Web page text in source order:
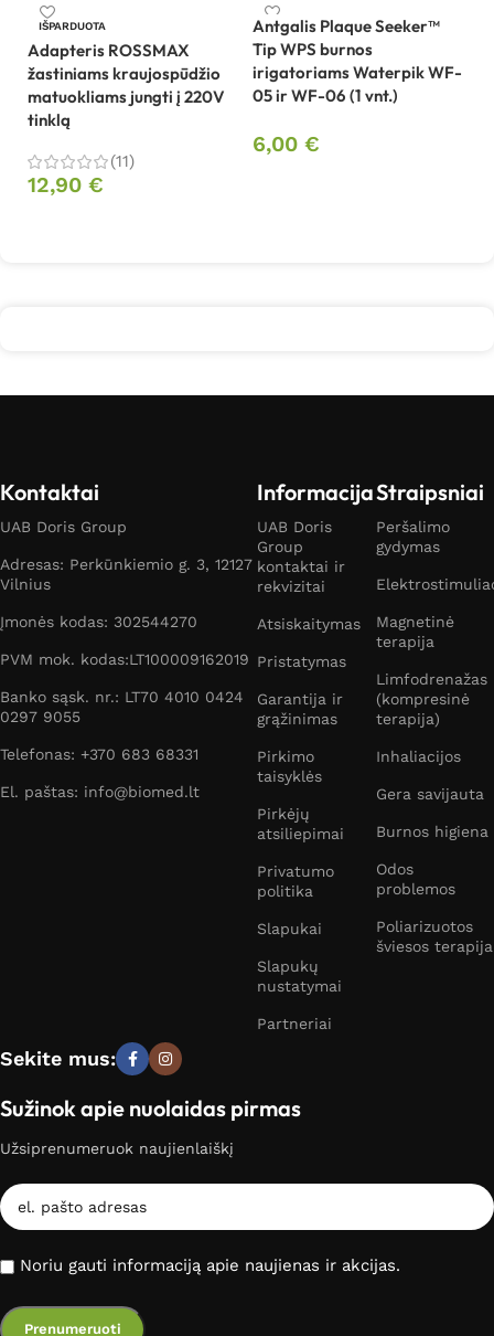
IŠPARDUOTA
Adapteris ROSSMAX
žastiniams kraujospūdžio
matuokliams jungti į 220V
tinklą
(11)
12,90 €
Antgalis Plaque Seeker™
Tip WPS burnos
irigatoriams Waterpik WF-
05 ir WF-06 (1 vnt.)
6,00 €
Kontaktai
UAB Doris Group
Adresas: Perkūnkiemio g. 3, 12127
Vilnius
Įmonės kodas: 302544270
PVM mok. kodas:LT100009162019
Banko sąsk. nr.: LT70 4010 0424
0297 9055
Telefonas: +370 683 68331
El. paštas: info@biomed.lt
Informacija
UAB Doris
Group
kontaktai ir
rekvizitai
Atsiskaitymas
Pristatymas
Garantija ir
grąžinimas
Pirkimo
taisyklės
Pirkėjų
atsiliepimai
Privatumo
politika
Slapukai
Slapukų
nustatymai
Partneriai
Straipsniai
Peršalimo
gydymas
Magnetinė
terapija
Limfodrenažas
(kompresinė
terapija)
Inhaliacijos
Gera savijauta
Burnos higiena
Odos
problemos
Poliarizuotos
šviesos terapija
Sekite mus:
Sužinok apie nuolaidas pirmas
Užsiprenumeruok naujienlaiškį
Noriu gauti informaciją apie naujienas ir akcijas.